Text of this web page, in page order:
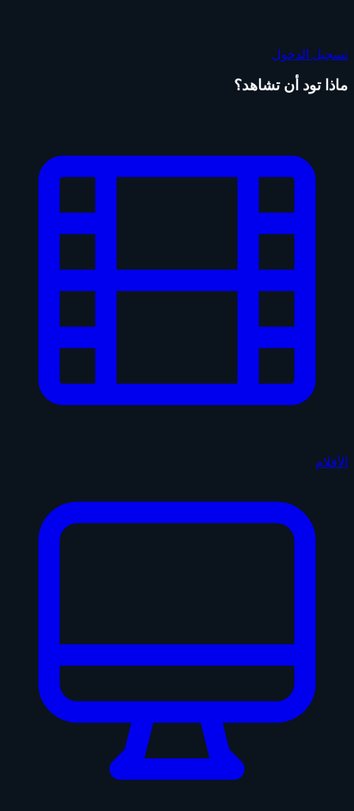
تسجيل الدخول
ماذا تود أن تشاهد؟
الأفلام